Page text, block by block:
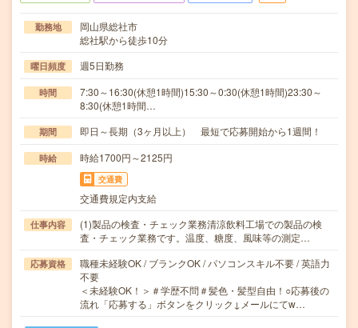
勤務地
岡山県総社市
総社駅から徒歩10分
曜日頻度 週5日勤務
時間
7:30～16:30(休憩1時間)15:30～0:30(休憩1時間)23:30～
8:30(休憩1時間…
期間 即日～長期（3ヶ月以上） 最短で応募開始から1週間！
時給 時給1700円～2125円
交通費
交通費規定内支給
仕事内容
(1)製品の検査・チェック業務清涼飲料工場での製品の検
査・チェック業務です。温度、糖度、風味等の測定…
応募資格
職種未経験OK / ブランクOK / パソコンスキル不要 / 英語力
不要
＜未経験OK！＞＃学歴不問＃髪色・髪型自由！○応募後の
流れ「応募する」ボタンをクリック↓メールにてw…